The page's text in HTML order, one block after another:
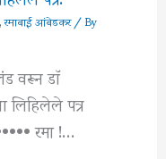
,रमाबाई आंबेडकर/ By
वरून डाॅ
लिहिलेले पत्र
रमा !…